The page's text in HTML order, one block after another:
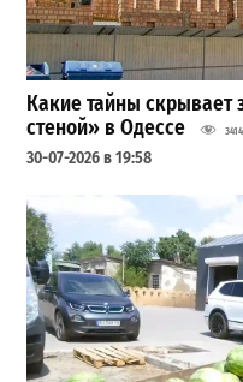
Какие тайны
стеной» в Одессе
30-07-2026 в 19:58